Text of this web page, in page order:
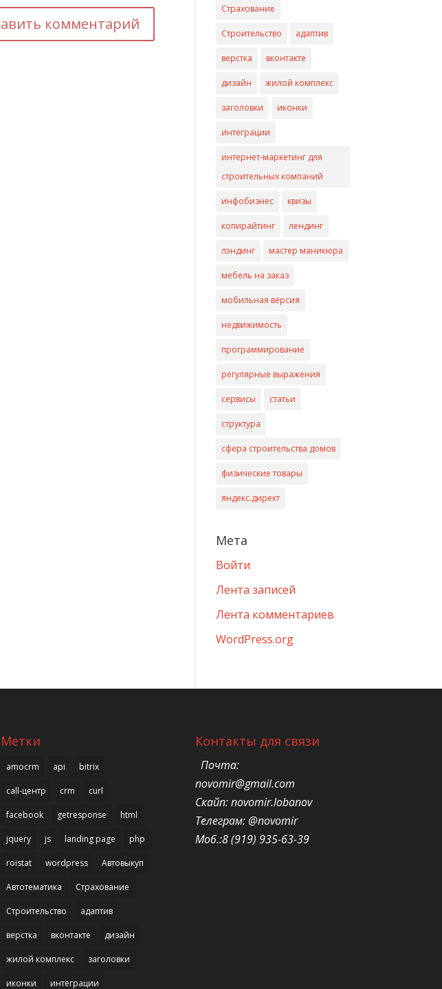
Страхование
Строительство адаптив
верстка вконтакте
дизайн жилой комплекс
заголовки иконки
интеграции
интернет-маркетинг для
строительных компаний
инфобизнес квизы
копирайтинг лендинг
лэндинг мастер маникюра
мебель на заказ
мобильная версия
недвижимость
программирование
регулярные выражения
сервисы статьи
структура
сфера строительства домов
физические товары
яндекс.директ
Мета
Войти
Лента записей
Лента комментариев
WordPress.org
Метки
amocrm api bitrix
call-центр crm curl
facebook getresponse html
jquery js landing page php
roistat wordpress Автовыкуп
Автотематика Страхование
Строительство адаптив
верстка вконтакте дизайн
жилой комплекс заголовки
иконки интеграции
Контакты для связи
Почта:
novomir@gmail.com
Скайп: novomir.lobanov
Телеграм: @novomir
Моб.:8 (919) 935-63-39